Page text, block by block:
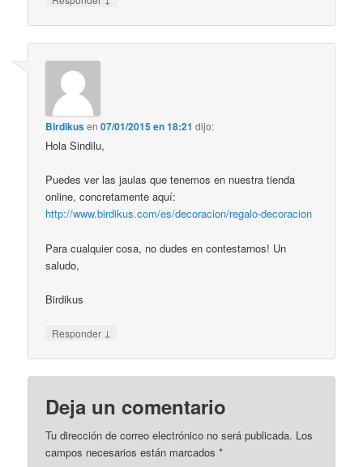
Birdikusen07/01/2015 en 18:21 dijo:
Hola Sindilu,
Puedes ver las jaulas que tenemos en nuestra tienda
online, concretamente aquí:
http://www.birdikus.com/es/decoracion/regalo-decoracion
Para cualquier cosa, no dudes en contestarnos! Un
saludo,
Birdikus
Responder ↓
Deja un comentario
Tu dirección de correo electrónico no será publicada. Los
campos necesarios están marcados*